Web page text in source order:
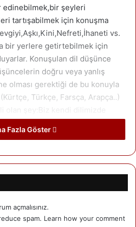
edinebilmek,bir şeyleri
tartışabilmek için konuşma
vs.
bir yerlere getirtebilmek için
Konuşulan dil düşünce
doğru veya yanlış
olması gerektiği de bu konuyla
Türkçe, Farsça, Arapça..)
olan şey:Biz kendi dilimizde
soruyu kendimize hiç sorduk
olguyu,bir konuyu tartışırken,
mitingde konuşan kişileri
dinlerken, vs. gibi
Fazla Göster
açmalısınız.
spam. Learn how your comment